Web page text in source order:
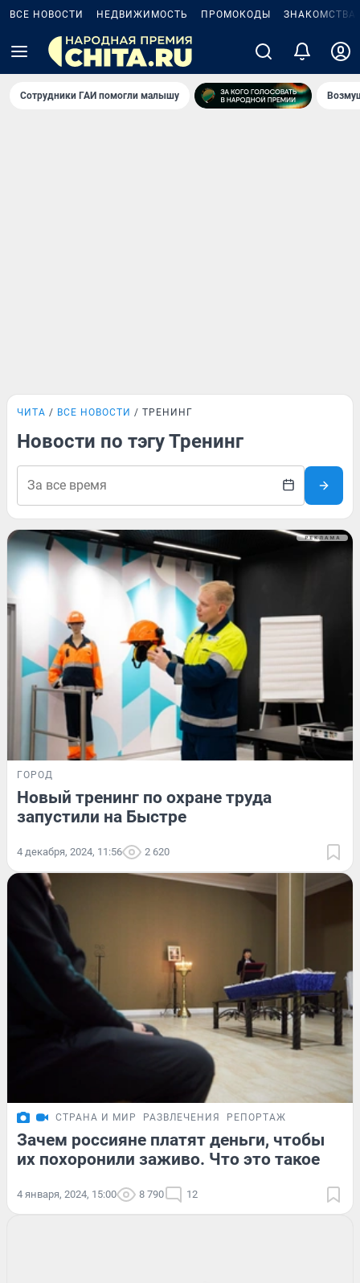
ВСЕ НОВОСТИ НЕДВИЖИМОСТЬ ПРОМОКОДЫ ЗНАКОМСТВА
Сотрудники ГАИ помогли малышу
ЧИТА ВСЕ НОВОСТИ ТРЕНИНГ
Новости по тэгу Тренинг
ГОРОД
Новый тренинг по охране труда
запустили на Быстре
4 декабря, 2024, 11:56 2 620
СТРАНА И МИР РАЗВЛЕЧЕНИЯ РЕПОРТАЖ
Зачем россияне платят деньги, чтобы
их похоронили заживо. Что это такое
4 января, 2024, 15:00 8 790 12